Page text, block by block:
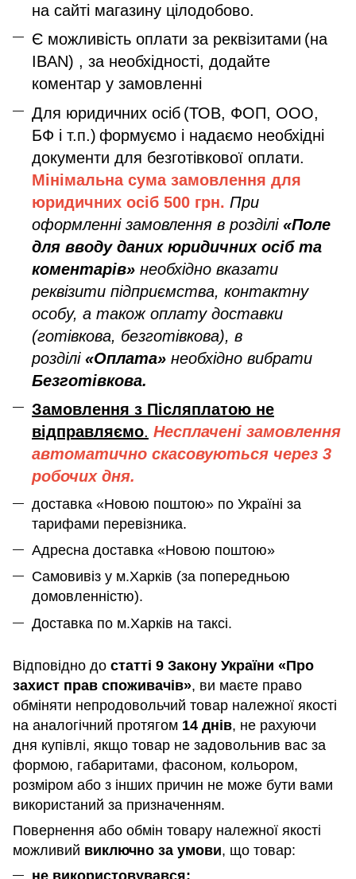
на сайті магазину цілодобово.
Є можливість оплати за реквізитами (на
IBAN) , за необхідності, додайте
коментар у замовленні
Для юридичних осіб (ТОВ, ФОП, ООО,
БФ і т.п.) формуємо і надаємо необхідні
документи для безготівкової оплати.
Мінімальна сума замовлення для
юридичних осіб 500 грн. При
оформленні замовлення в розділі «Поле
для вводу даних юридичних осіб та
коментарів» необхідно вказати
реквізити підприємства, контактну
особу, а також оплату доставки
(готівкова, безготівкова), в
розділі «Оплата» необхідно вибрати
Безготівкова.
Замовлення з Післяплатою не
відправляємо. Несплачені замовлення
автоматично скасовуються через 3
робочих дня.
доставка «Новою поштою» по Україні за
тарифами перевізника.
Адресна доставка «Новою поштою»
Самовивіз у м.Харків (за попередньою
домовленністю).
Доставка по м.Харків на таксі.
Відповідно до статті 9 Закону України «Про
захист прав споживачів», ви маєте право
обміняти непродовольчий товар належної якості
на аналогічний протягом 14 днів, не рахуючи
дня купівлі, якщо товар не задовольнив вас за
формою, габаритами, фасоном, кольором,
розміром або з інших причин не може бути вами
використаний за призначенням.
Повернення або обмін товару належної якості
можливий виключно за умови, що товар: